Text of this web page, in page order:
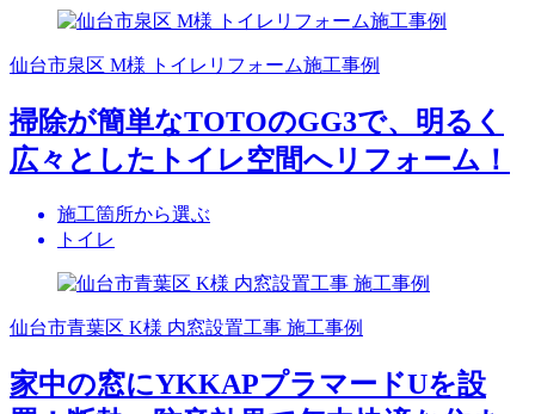
仙台市泉区 M様 トイレリフォーム施工事例
掃除が簡単なTOTOのGG3で、明るく
広々としたトイレ空間へリフォーム！
施工箇所から選ぶ
トイレ
仙台市青葉区 K様 内窓設置工事 施工事例
家中の窓にYKKAPプラマードUを設